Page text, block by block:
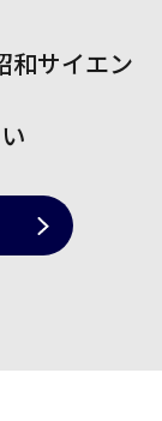
和サイエン